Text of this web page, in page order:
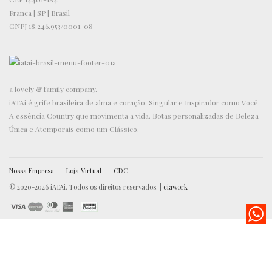
Franca | SP | Brasil
CNPJ 18.246.953/0001-08
a lovely & family company.
iATAi é grife brasileira de alma e coração. Singular e Inspirador como Você.
A essência Country que movimenta a vida. Botas personalizadas de Beleza
Única e Atemporais como um Clássico.
Nossa Empresa Loja Virtual
CDC
© 2020-2026 iATAi. Todos os direitos reservados. | ciawork